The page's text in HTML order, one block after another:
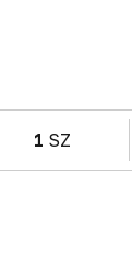
1 SZ